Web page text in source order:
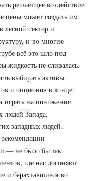
решающее воздействие
цены может создать им
лесной сектор и
и во многие
всё это шло под
жидкость не сливалась.
выбирать активы
и опционов в конце
играть на понижение
людей Запада,
западных людей.
— не было бы так
где нас догоняют
и барахтавшиеся во